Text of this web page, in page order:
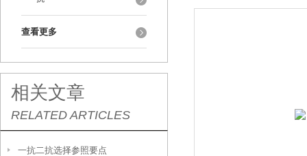
查看更多
相关文章
RELATED ARTICLES
一抗二抗选择参照要点